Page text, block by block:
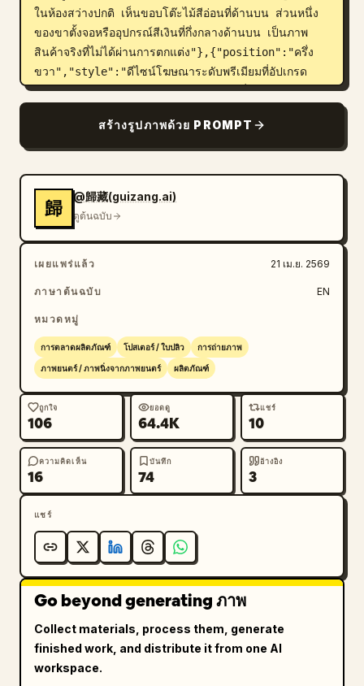
ในห้องสว่างปกติ เห็นขอบโต๊ะไม้สีอ่อนที่ด้านบน ส่วนหนึ่ง
ของขาตั้งจอหรืออุปกรณ์สีเงินที่กึ่งกลางด้านบน เป็นภาพ
สินค้าจริงที่ไม่ได้ผ่านการตกแต่ง"},{"position":"ครึ่ง
ขวา","style":"ดีไซน์โฆษณาระดับพรีเมียมที่อัปเกรด
แล้ว","description":"คีย์บอร์ดตัวเดิมที่นำเสนออย่าง
เข้มขึ้น คอนทราสต์ที่ชัดเจนขึ้น ไฮไลท์โทนอุ่น ระยะชัดลึก
ที่ตื้น และการรีทัชเชิงพาณิชย์ที่สวยงาม"}]},"text
","subheadline":"MECHANICAL
KEYBOARD","tagline":"
简约而不简单，高效每一天。
count":4,"feature line items":["เลย์เอาต์กะทัดรัด
75%","สวิตช์แมคคานิคอล","รองรับหลายระบบปฏิบัติ
การ","แบตเตอรี่ใช้งานได้ยาวนาน"]},"bottom
[{"title":"เลย์เอาต์กะทัดรัด
75%","description":"คงพื้นที่การใช้งานหลักไว้ ช่วย
ประหยัดพื้นที่บนโต๊ะ","visual":"ภาพโคลสอัพมุม
คอล","description":"สัมผัสการกดที่ชัดเจน ตอบสนอง
ได้ดีเยี่ยม","visual":"ภาพโคลสอัพสวิตช์แมคคานิคอล
พร้อมตัวเรือนโปร่งแสง"},{"title":"รองรับหลายระบบ
ปฏิบัติการ","description":"รองรับ Windows / macOS
/ iOS / Android","visual":"ไอคอน 4 แพลตฟอร์ม:
{"title":"แบตเตอรี่ใช้งานได้
ยาวนาน","description":"ดีไซน์ประหยัดพลังงาน
พร้อมเคียงข้างคุณในทุกช่วงเวลา","visual":"ไอคอน
แบตเตอรี่ระบุ 3000 mAh "}]},"style":{"design
language":"แบนเนอร์โฆษณาสินค้าอีคอมเมิร์ซจีนระดับ
น้ำตาลทองแดง, ไฮไลท์สีเหลืองอำพันโทนอุ่น, ตัวอักษรสี
ครีม","typography":"ฟอนต์ไม่มีหัวแบบทันสมัยตัวหนา
สำหรับชื่อสินค้า, ตัวอักษรภาษาอังกฤษตัวพิมพ์ใหญ่ขนาด
สร้างรูปภาพด้วย PROMPT
歸
@歸藏(guizang.ai)
ดูต้นฉบับ
เผยแพร่แล้ว 21 เม.ย. 2569
ภาษาต้นฉบับ EN
หมวดหมู่
การตลาดผลิตภัณฑ์ โปสเตอร์ / ใบปลิว การถ่ายภาพ
ภาพยนตร์ / ภาพนิ่งจากภาพยนตร์ ผลิตภัณฑ์
ถูกใจ
106
ยอดดู
64.4K
แชร์
10
ความคิดเห็น
16
บันทึก
74
อ้างอิง
3
แชร์
Go beyond generating ภาพ
Collect materials, process them, generate
finished work, and distribute it from one AI
workspace.